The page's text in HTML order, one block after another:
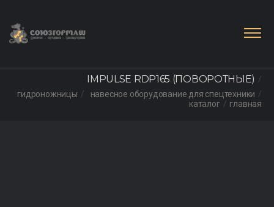
главная
каталог
навесное оборудование для спецтехники
гидроножницы
IMPULSE RDP165 (ПОВОРОТНЫЕ)